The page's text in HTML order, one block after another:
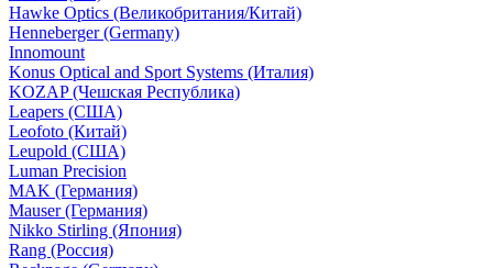
Hawke Optics (Великобритания/Китай)
Henneberger (Germany)
Innomount
Konus Optical and Sport Systems (Италия)
KOZAP (Чешская Республика)
Leapers (США)
Leofoto (Китай)
Leupold (США)
Luman Precision
MAK (Германия)
Mauser (Германия)
Nikko Stirling (Япония)
Rang (Россия)